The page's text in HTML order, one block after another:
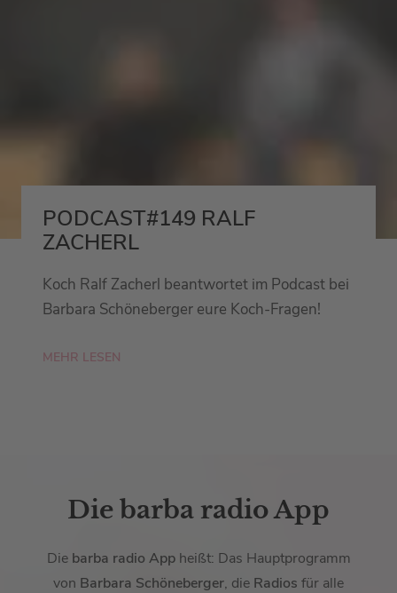
PODCAST#149 RALF
ZACHERL
Koch Ralf Zacherl beantwortet im Podcast bei
Barbara Schöneberger eure Koch-Fragen!
MEHR LESEN
Die barba radio App
Diebarba radio Appheißt: Das Hauptprogramm
von Barbara Schöneberger, die Radios für alle